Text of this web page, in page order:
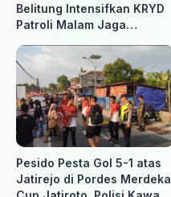
Belitung Intensifkan KRYD
Patroli Malam Jaga
Pesido Pesta Gol 5-1 atas
Jatirejo di Pordes Merdeka